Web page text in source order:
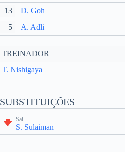
13
D. Goh
5
A. Adli
TREINADOR
T. Nishigaya
SUBSTITUIÇÕES
Sai
S. Sulaiman